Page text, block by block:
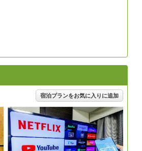
宿泊プランをお気に入りに追加